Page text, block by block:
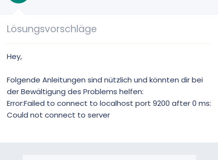
Lösungsvorschläge
Hey,
Folgende Anleitungen sind nützlich und könnten dir bei
der Bewältigung des Problems helfen:
Error:Failed to connect to localhost port 9200 after 0 ms:
Could not connect to server